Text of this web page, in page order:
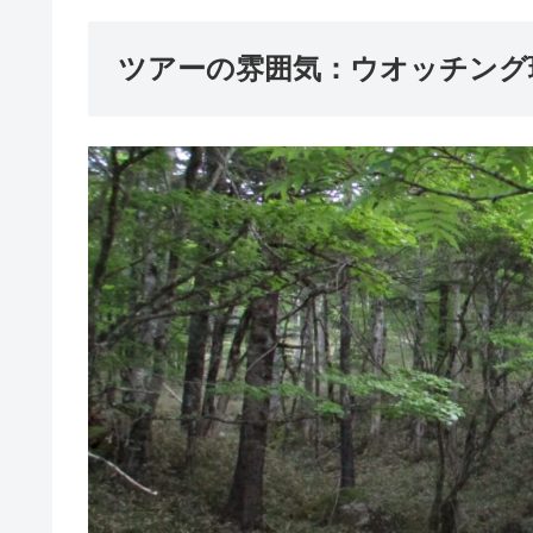
ツアーの雰囲気：ウオッチン